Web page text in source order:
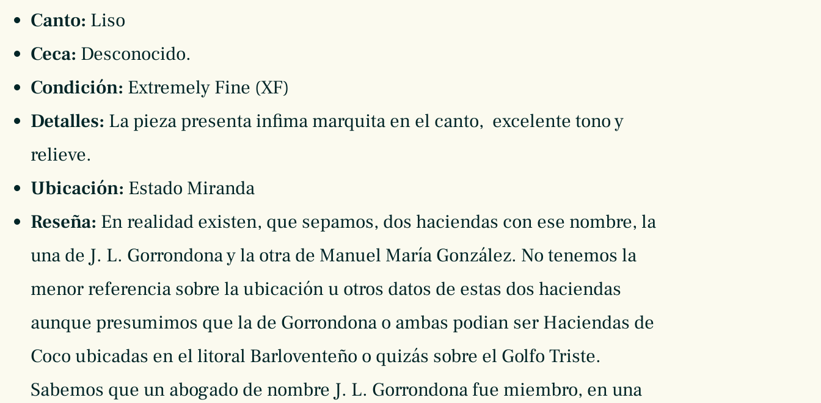
Canto: Liso
Ceca: Desconocido.
Condición: Extremely Fine (XF)
Detalles: La pieza presenta infima marquita en el canto, excelente tono y
relieve.
Ubicación: Estado Miranda
Reseña: En realidad existen, que sepamos, dos haciendas con ese nombre, la
una de J. L. Gorrondona y la otra de Manuel María González. No tenemos la
menor referencia sobre la ubicación u otros datos de estas dos haciendas
aunque presumimos que la de Gorrondona o ambas podian ser Haciendas de
Coco ubicadas en el litoral Barloventeño o quizás sobre el Golfo Triste.
Sabemos que un abogado de nombre J. L. Gorrondona fue miembro, en una